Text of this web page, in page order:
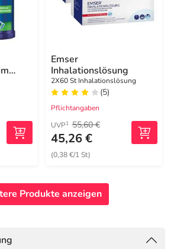
Emser
Inhalationslösung
2X60 St Inhalationslösung
(5)
Pflichtangaben
UVP1 55,60 €
45,26 €
(0,38 €/1 St)
Produkte anzeigen